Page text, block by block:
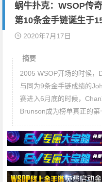
蜗牛扑克：WSOP传
第10条金手链诞生于
2020年7月17日
摘要
2005 WSOP开场的时候，
与同为9条金手链成绩的
赛进入6月底的时候，
Brunson成为榜单真正的第